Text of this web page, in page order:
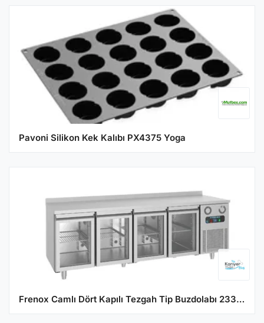
Pavoni Silikon Kek Kalıbı PX4375 Yoga
Frenox Camlı Dört Kapılı Tezgah Tip Buzdolabı 233x60x85 cm 304 Kalite CSN4-G EF-R290